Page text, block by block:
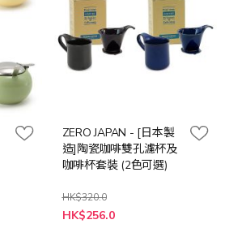
ZERO JAPAN - [日本製
造]陶瓷咖啡雙孔濾杯及
咖啡杯套裝 (2色可選)
HK$320.0
HK$256.0